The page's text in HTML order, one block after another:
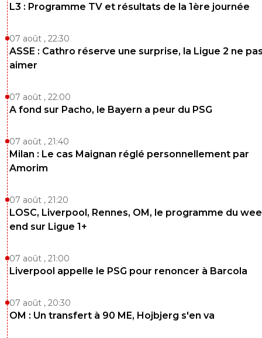
L3 : Programme TV et résultats de la 1ère journée
07 août , 22:30
ASSE : Cathro réserve une surprise, la Ligue 2 ne
aimer
07 août , 22:00
A fond sur Pacho, le Bayern a peur du PSG
07 août , 21:40
Milan : Le cas Maignan réglé personnellement par
Amorim
07 août , 21:20
LOSC, Liverpool, Rennes, OM, le programme du
end sur Ligue 1+
07 août , 21:00
Liverpool appelle le PSG pour renoncer à Barcola
07 août , 20:30
OM : Un transfert à 90 ME, Hojbjerg s'en va